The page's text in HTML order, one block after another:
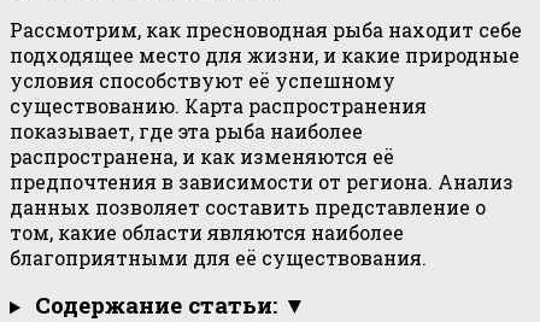
Рассмотрим, как пресноводная рыба находит себе
подходящее место для жизни, и какие природные
условия способствуют её успешному
существованию. Карта распространения
показывает, где эта рыба наиболее
распространена, и как изменяются её
предпочтения в зависимости от региона. Анализ
данных позволяет составить представление о
том, какие области являются наиболее
благоприятными для её существования.
Содержание статьи: ▼